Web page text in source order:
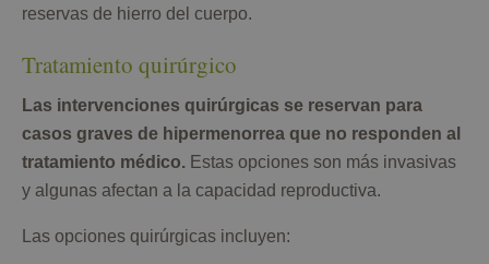
reservas de hierro del cuerpo.
Tratamiento quirúrgico
Las intervenciones quirúrgicas se reservan para
casos graves de hipermenorrea que no responden al
tratamiento médico. Estas opciones son más invasivas
y algunas afectan a la capacidad reproductiva.
Las opciones quirúrgicas incluyen: